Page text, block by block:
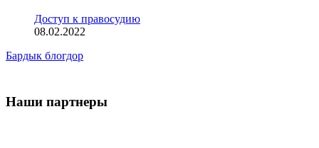
Доступ к правосудию
08.02.2022
Бардык блогдор
Наши партнеры